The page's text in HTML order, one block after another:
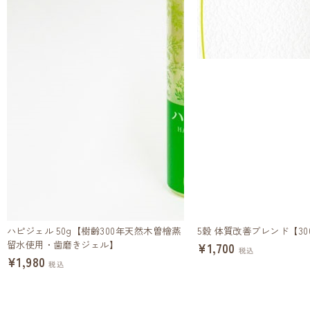
ハピジェル 50g【樹齢300年天然木曽檜蒸
留水使用・歯磨きジェル】
¥1,980 税込
5穀 体質改善ブレンド【
¥1,700 税込